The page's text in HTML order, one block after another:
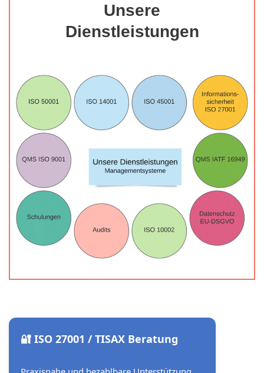
Unsere
Dienstleistungen
🔐 ISO 27001 / TISAX Beratung